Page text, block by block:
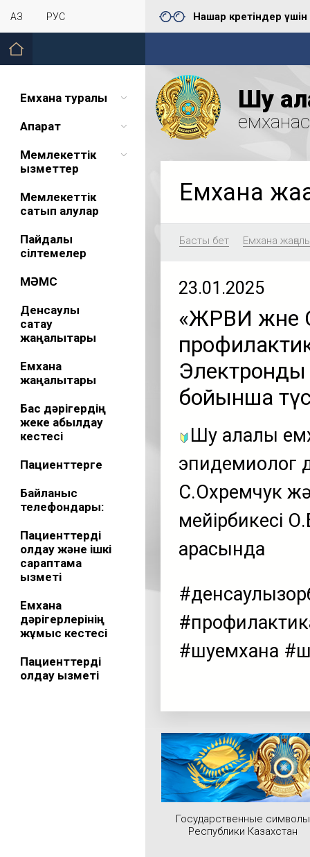
ҚАЗ РУС Нашар көретіндер үшін
Емхана туралы
Ақпарат
Мемлекеттік
қызметтер
Мемлекеттік
сатып алулар
Пайдалы
сілтемелер
МӘМС
Денсаулық
сақтау
жаңалықтары
Емхана
жаңалықтары
Бас дәрігердің
жеке қабылдау
кестесі
Пациенттерге
Байланыс
телефондары:
Пациенттерді
қолдау және ішкі
сараптама
қызметі
Емхана
дәрігерлерінің
жұмыс кестесі
Пациенттерді
қолдау қызметі
Шу
Емхана
Басты бет Емхана
23.01.2025
«ЖРВИ және
Электронды
бойынша
Шу қалалық
эпидемиолог
С.Охремчук
мейірбикесі
арасында
#шуемхана
Государственные символы
Республики Казахстан